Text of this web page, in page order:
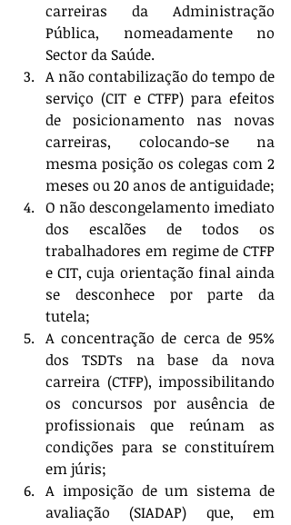
carreiras da Administração
Pública, nomeadamente no
Sector da Saúde.
A não contabilização do tempo de
serviço (CIT e CTFP) para efeitos
de posicionamento nas novas
carreiras, colocando-se na
mesma posição os colegas com 2
O não descongelamento imediato
dos escalões de todos os
trabalhadores em regime de CTFP
e CIT, cuja orientação final ainda
se desconhece por parte da
tutela;
A concentração de cerca de 95%
dos TSDTs na base da nova
carreira (CTFP), impossibilitando
os concursos por ausência de
profissionais que reúnam as
condições para se constituírem
em júris;
A imposição de um sistema de
avaliação (SIADAP) que, em